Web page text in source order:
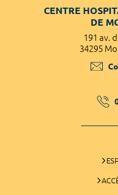
CENTRE
DE
191 av.
34295